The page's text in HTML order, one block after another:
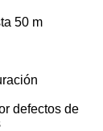
50 m
defectos de